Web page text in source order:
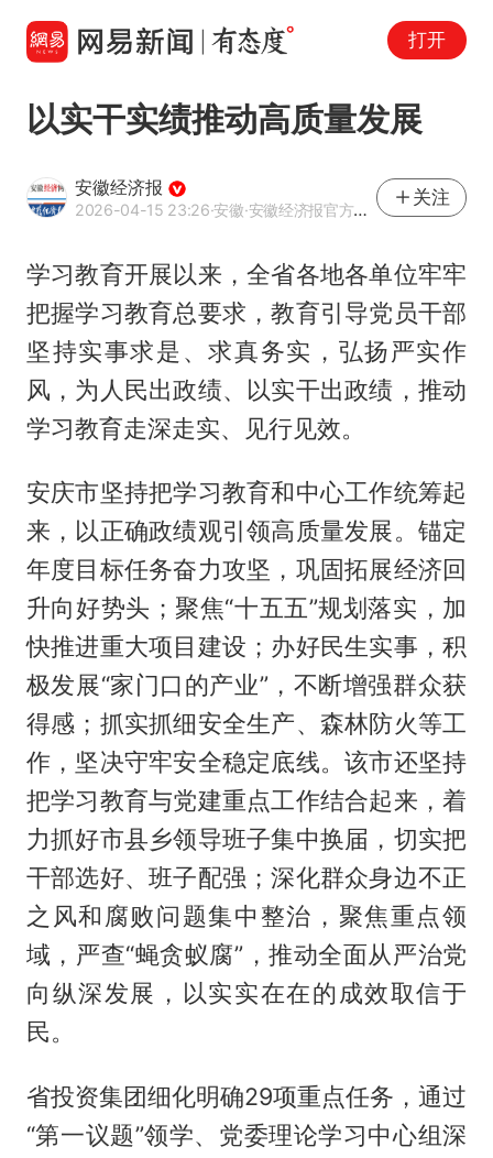
打开
以实干实绩推动高质量发展
安徽经济报
2026-04-15 23:26·安徽·安徽经济报官方账号
关注
学习教育开展以来，全省各地各单位牢牢
把握学习教育总要求，教育引导党员干部
坚持实事求是、求真务实，弘扬严实作
风，为人民出政绩、以实干出政绩，推动
学习教育走深走实、见行见效。
安庆市坚持把学习教育和中心工作统筹起
来，以正确政绩观引领高质量发展。锚定
年度目标任务奋力攻坚，巩固拓展经济回
升向好势头；聚焦“十五五”规划落实，加
快推进重大项目建设；办好民生实事，积
极发展“家门口的产业”，不断增强群众获
得感；抓实抓细安全生产、森林防火等工
作，坚决守牢安全稳定底线。该市还坚持
把学习教育与党建重点工作结合起来，着
力抓好市县乡领导班子集中换届，切实把
干部选好、班子配强；深化群众身边不正
之风和腐败问题集中整治，聚焦重点领
域，严查“蝇贪蚁腐”，推动全面从严治党
向纵深发展，以实实在在的成效取信于
民。
省投资集团细化明确29项重点任务，通过
“第一议题”领学、党委理论学习中心组深